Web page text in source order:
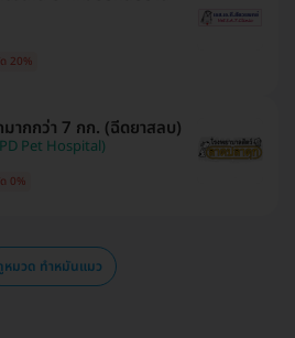
20%
ากกว่า 7 กก. (ฉีดยาสลบ)
Pet Hospital)
0%
หมวด ทำหมันแมว